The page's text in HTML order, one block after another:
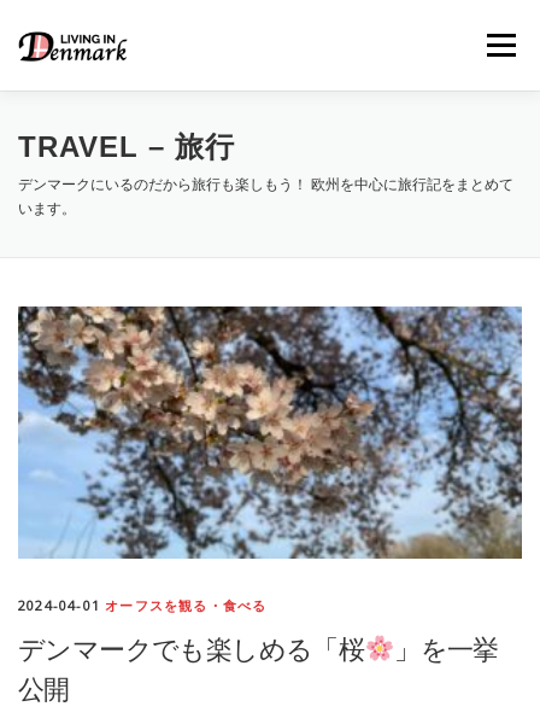
メニュー
LIFE TIPS– 生活便利帳 FOOD – ごはん事情
WORK– デンマークの働き方
OUR INSIGHT– 日本人の考察
MEDIA– メディア掲載 TRAVEL– 旅行
EVERYDAY – 日常ブログ
TRAVEL – 旅行
デンマークにいるのだから旅行も楽しもう！ 欧州を中心に旅行記をまとめて
います。
2024-04-01オーフスを観る・食べる
デンマークでも楽しめる「桜
」を一挙
公開